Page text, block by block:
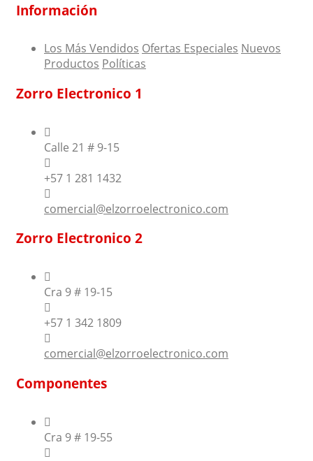
Información
Los Más Vendidos Ofertas Especiales Nuevos
Productos Políticas
Zorro Electronico 1
Calle 21 # 9-15
+57 1 281 1432
comercial@elzorroelectronico.com
Zorro Electronico 2
Cra 9 # 19-15
+57 1 342 1809
comercial@elzorroelectronico.com
Componentes
Cra 9 # 19-55